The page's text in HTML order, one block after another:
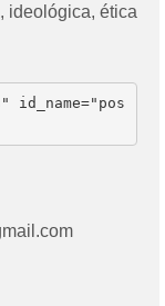
ideológica, ética
id_name="pos